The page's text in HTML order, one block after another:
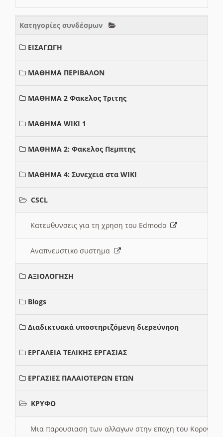
Κατηγορίες συνδέσμων
ΕΙΣΑΓΩΓΗ
ΜΑΘΗΜΑ ΠΕΡΙΒΑΛΟΝ
ΜΑΘΗΜΑ 2 Φακελος Τριτης
ΜΑΘΗΜΑ WIKI 1
ΜΑΘΗΜΑ 2: Φακελος Πεμπτης
ΜΑΘΗΜΑ 4: Συνεχεια στα WIKI
CSCL
Κατευθυνσεις για τη χρηση του Edmodo
Αναπνευστικο συστημα
ΑΞΙΟΛΟΓΗΣΗ
Blogs
Διαδικτυακά υποστηριζόμενη διερεύνηση
ΕΡΓΑΛΕΙΑ ΤΕΛΙΚΗΣ ΕΡΓΑΣΙΑΣ
ΕΡΓΑΣΙΕΣ ΠΑΛΑΙΟΤΕΡΩΝ ΕΤΩΝ
ΚΡΥΦΟ
Μια παρουσιαση των αλλαγων στην εποχη του